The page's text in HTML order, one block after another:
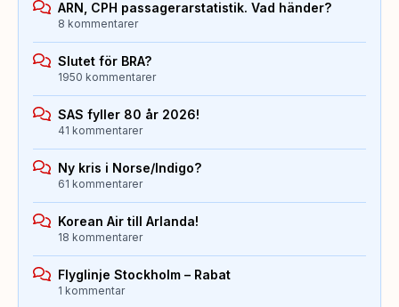
ARN, CPH passagerarstatistik. Vad händer?
8 kommentarer
Slutet för BRA?
1950 kommentarer
SAS fyller 80 år 2026!
41 kommentarer
Ny kris i Norse/Indigo?
61 kommentarer
Korean Air till Arlanda!
18 kommentarer
Flyglinje Stockholm – Rabat
1 kommentar